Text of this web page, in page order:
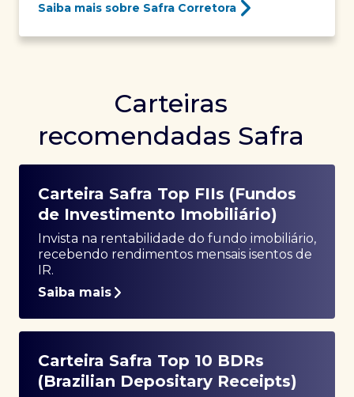
Saiba mais sobre Safra Corretora
Carteiras
recomendadas Safra
Carteira Safra Top FIIs (Fundos
de Investimento Imobiliário)
Invista na rentabilidade do fundo imobiliário,
recebendo rendimentos mensais isentos de
IR.
Saiba mais
Carteira Safra Top 10 BDRs
(Brazilian Depositary Receipts)